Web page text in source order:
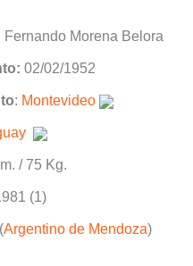
Fernando Morena Belora
02/02/1952
: Montevideo
/ 75 Kg.
(1)
Argentino de Mendoza)